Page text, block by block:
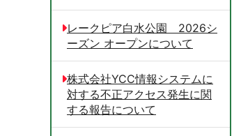
レークピア白水公園 2026シ
ーズン オープンについて
株式会社YCC情報システムに
対する不正アクセス発生に関
する報告について